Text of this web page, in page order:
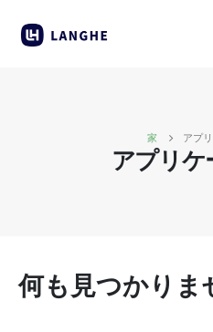
家 アプ
アプリケ
何も見つかりま